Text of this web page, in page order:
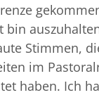
Stimmen,
im
haben. Ich